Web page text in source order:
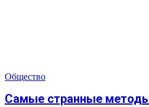
Общество
Самые странные